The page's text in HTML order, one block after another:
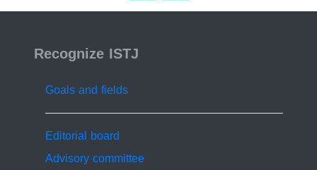
gel strength, gelling capacity, skin irritation tests, and
findings suggest that the AVg1 formula is a good herbal
alternative for treating bacterial infections that occur
topically. ............. Keywords:............... Aloe Vera, In-Situ
Gel, Wound healing, Physicochemical properties,
Antibacterial assay.
ISSN 2519-9854
Recognize ISTJ
Goals and fields
Editorial board
Advisory committee